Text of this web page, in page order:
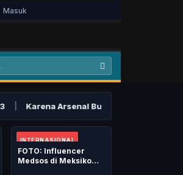
Masuk
Arsenal Butuh Pemain seperti Vini
INTERNASIONAL
FOTO: Influencer
Medsos di Meksiko